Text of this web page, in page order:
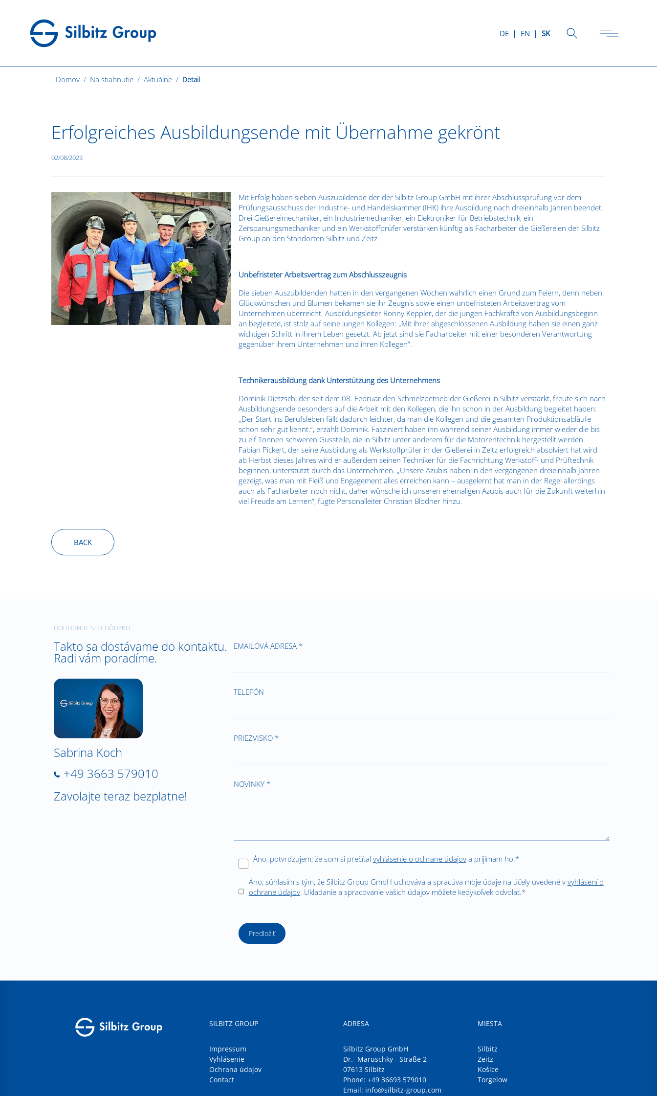
DE EN SK
Domov Na stiahnutie Aktuálne Detail
Erfolgreiches Ausbildungsende mit Übernahme gekrönt
02/08/2023
Mit Erfolg haben sieben Auszubildende der der Silbitz Group GmbH mit ihrer Abschlussprüfung vor dem
Prüfungsausschuss der Industrie- und Handelskammer (IHK) ihre Ausbildung nach dreieinhalb Jahren beendet.
Drei Gießereimechaniker, ein Industriemechaniker, ein Elektroniker für Betriebstechnik, ein
Zerspanungsmechaniker und ein Werkstoffprüfer verstärken künftig als Facharbeiter die Gießereien der Silbitz
Group an den Standorten Silbitz und Zeitz.
Unbefristeter Arbeitsvertrag zum Abschlusszeugnis
Die sieben Auszubildenden hatten in den vergangenen Wochen wahrlich einen Grund zum Feiern, denn neben
Glückwünschen und Blumen bekamen sie ihr Zeugnis sowie einen unbefristeten Arbeitsvertrag vom
Unternehmen überreicht. Ausbildungsleiter Ronny Keppler, der die jungen Fachkräfte von Ausbildungsbeginn
an begleitete, ist stolz auf seine jungen Kollegen: „Mit ihrer abgeschlossenen Ausbildung haben sie einen ganz
wichtigen Schritt in ihrem Leben gesetzt. Ab jetzt sind sie Facharbeiter mit einer besonderen Verantwortung
gegenüber ihrem Unternehmen und ihren Kollegen“.
Technikerausbildung dank Unterstützung des Unternehmens
Dominik Dietzsch, der seit dem 08. Februar den Schmelzbetrieb der Gießerei in Silbitz verstärkt, freute sich nach
Ausbildungsende besonders auf die Arbeit mit den Kollegen, die ihn schon in der Ausbildung begleitet haben:
„Der Start ins Berufsleben fällt dadurch leichter, da man die Kollegen und die gesamten Produktionsabläufe
schon sehr gut kennt.“, erzählt Dominik. Fasziniert haben ihn während seiner Ausbildung immer wieder die bis
zu elf Tonnen schweren Gussteile, die in Silbitz unter anderem für die Motorentechnik hergestellt werden.
Fabian Pickert, der seine Ausbildung als Werkstoffprüfer in der Gießerei in Zeitz erfolgreich absolviert hat wird
ab Herbst dieses Jahres wird er außerdem seinen Techniker für die Fachrichtung Werkstoff- und Prüftechnik
beginnen, unterstützt durch das Unternehmen. „Unsere Azubis haben in den vergangenen dreieinhalb Jahren
gezeigt, was man mit Fleiß und Engagement alles erreichen kann – ausgelernt hat man in der Regel allerdings
auch als Facharbeiter noch nicht, daher wünsche ich unseren ehemaligen Azubis auch für die Zukunft weiterhin
viel Freude am Lernen“, fügte Personalleiter Christian Blödner hinzu.
BACK
DOHODNITE SI SCHÔDZKU
Takto sa dostávame do kontaktu.
Radi vám poradíme.
Sabrina Koch
+49 3663 579010
Zavolajte teraz bezplatne!
EMAILOVÁ ADRESA *
TELEFÓN
PRIEZVISKO *
NOVINKY *
Áno, potvrdzujem, že som si prečítal vyhlásenie o ochrane údajova prijímam ho.*
Áno, súhlasím s tým, že Silbitz Group GmbH uchováva a spracúva moje údaje na účely uvedené v vyhlásení o
ochrane údajov. Ukladanie a spracovanie vašich údajov môžete kedykoľvek odvolať.*
Predložiť
SILBITZ GROUP
Impressum
Vyhlásenie
Ochrana údajov
Contact
ADRESA
Silbitz Group GmbH
Dr.- Maruschky - Straße 2
07613 Silbitz
Phone: +49 36693 579010
Email: info@silbitz-group.com
MIESTA
Silbitz
Zeitz
Košice
Torgelow